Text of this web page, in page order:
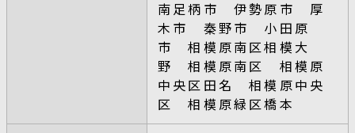
南足柄市 伊勢原市 厚
木市 秦野市 小田原
市 相模原南区相模大
野 相模原南区 相模原
中央区田名 相模原中央
区 相模原緑区橋本